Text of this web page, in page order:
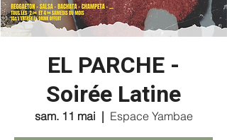
EL PARCHE -
Soirée Latine
sam. 11 mai
  |
Espace Yambae